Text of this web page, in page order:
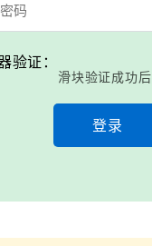
验证：
滑块验证成功
登录